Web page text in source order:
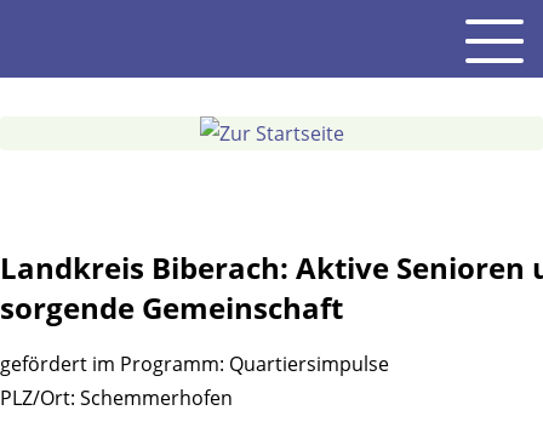
Inhalt
Landkreis Biberach: Aktive Senioren
sorgende Gemeinschaft
gefördert im Programm: Quartiersimpulse
PLZ/Ort: Schemmerhofen